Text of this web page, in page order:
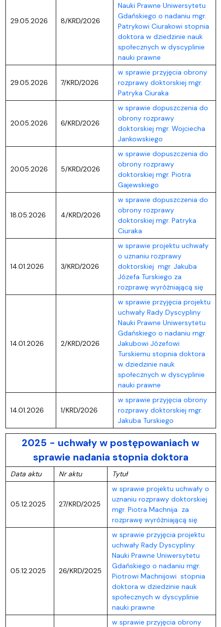
29.05.2026 8/KRD/2026
Nauki Prawne Uniwersytetu
Gdańskiego o nadaniu mgr.
Patrykowi Ciurakowi stopnia
doktora w dziedzinie nauk
społecznych w dyscyplinie
nauki prawne
29.05.2026 7/KRD/2026
w sprawie przyjęcia obrony
rozprawy doktorskiej mgr.
Patryka Ciuraka
20.05.2026 6/KRD/2026
w sprawie dopuszczenia do
obrony rozprawy
doktorskiej mgr. Wojciecha
Jankowskiego
20.05.2026 5/KRD/2026
w sprawie dopuszczenia do
obrony rozprawy
doktorskiej mgr. Piotra
Gajewskiego
18.05.2026 4/KRD/2026
w sprawie dopuszczenia do
obrony rozprawy
doktorskiej mgr. Patryka
Ciuraka
14.01.2026 3/KRD/2026
w sprawie projektu uchwały
o uznaniu rozprawy
doktorskiej mgr. Jakuba
Józefa Turskiego za
rozprawę wyróżniającą się
14.01.2026 2/KRD/2026
w sprawie przyjęcia projektu
uchwały Rady Dyscypliny
Nauki Prawne Uniwersytetu
Gdańskiego o nadaniu mgr.
Jakubowi Józefowi
Turskiemu stopnia doktora
w dziedzinie nauk
społecznych w dyscyplinie
nauki prawne
14.01.2026 1/KRD/2026
w sprawie przyjęcia obrony
rozprawy doktorskiej mgr.
Jakuba Turskiego
2025 - uchwały w postępowaniach w
sprawie nadania stopnia doktora
Data aktu Nr aktu Tytuł
05.12.2025 27/KRD/2025
w sprawie projektu uchwały o
uznaniu rozprawy doktorskiej
mgr. Piotra Machnija za
rozprawę wyróżniającą się
05.12.2025 26/KRD/2025
w sprawie przyjęcia projektu
uchwały Rady Dyscypliny
Nauki Prawne Uniwersytetu
Gdańskiego o nadaniu mgr.
Piotrowi Machnijowi stopnia
doktora w dziedzinie nauk
społecznych w dyscyplinie
nauki prawne
w sprawie przyjęcia obrony